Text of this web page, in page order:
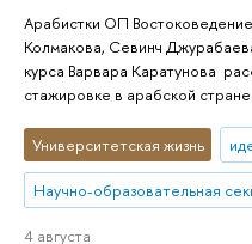
Арабистки ОП Востоковедение
Колмакова, Севинч
курса Варвара Каратунова
стажировке в арабской стране
Университетская жизнь
Научно-образовательная
4 августа